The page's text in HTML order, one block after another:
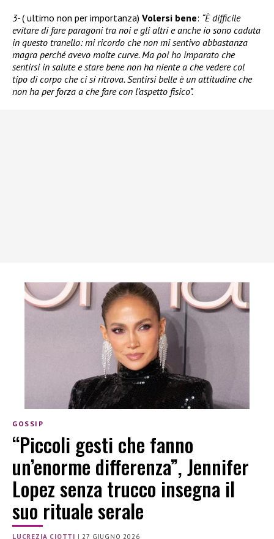
3-( ultimo non per importanza) Volersi bene: “È difficile
evitare di fare paragoni tra noi e gli altri e anche io sono caduta
in questo tranello: mi ricordo che non mi sentivo abbastanza
magra perché avevo molte curve. Ma poi ho imparato che
sentirsi in salute e stare bene non ha niente a che vedere col
tipo di corpo che ci si ritrova. Sentirsi belle è un attitudine che
non ha per forza a che fare con l’aspetto fisico”.
GOSSIP
“Piccoli gesti che fanno
un’enorme differenza”, Jennifer
Lopez senza trucco insegna il
suo rituale serale
LUCREZIA CIOTTI |27 GIUGNO 2026